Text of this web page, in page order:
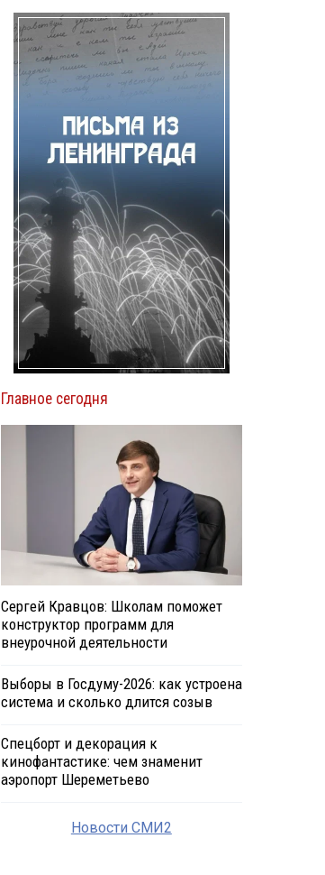
Главное сегодня
Сергей Кравцов: Школам поможет
конструктор программ для
внеурочной деятельности
Выборы в Госдуму-2026: как устроена
система и сколько длится созыв
Спецборт и декорация к
кинофантастике: чем знаменит
аэропорт Шереметьево
Новости СМИ2